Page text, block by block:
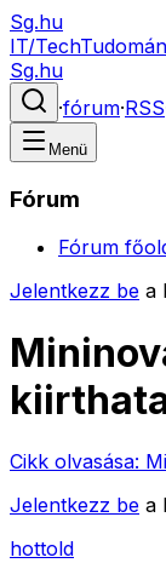
Sg.hu
IT/Tech
Sg.hu
·fórum·RSS
Menü
Fórum
Fórum
Jelentkezz be a
Cikk olvasása:
Jelentkezz be a
hottold